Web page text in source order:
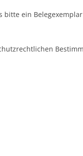
bitte ein